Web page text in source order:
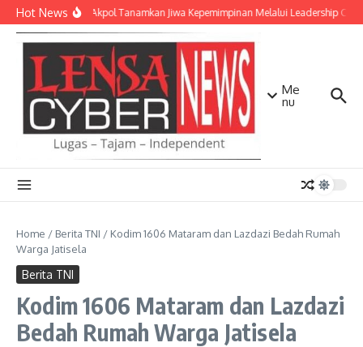
Lewati ke konten
Hot NewsTaruna Akpol Tanamkan Jiwa Kepemimpinan Melalui Leadership
Me
nu
Home / Berita TNI / Kodim 1606 Mataram dan Lazdazi Bedah Rumah
Warga Jatisela
Berita TNI
Kodim 1606 Mataram dan Lazdazi
Bedah Rumah Warga Jatisela